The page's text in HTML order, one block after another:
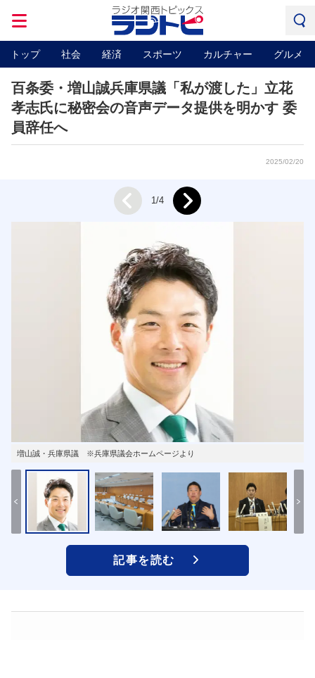
トップ 社会 経済 スポーツ カルチャー グルメ
百条委・増山誠兵庫県議「私が渡した」立花
孝志氏に秘密会の音声データ提供を明かす 委
員辞任へ
2025/02/20
増山誠・兵庫県議 ※兵庫県議会ホームページより
Prev 1/4 Next
記事を読む